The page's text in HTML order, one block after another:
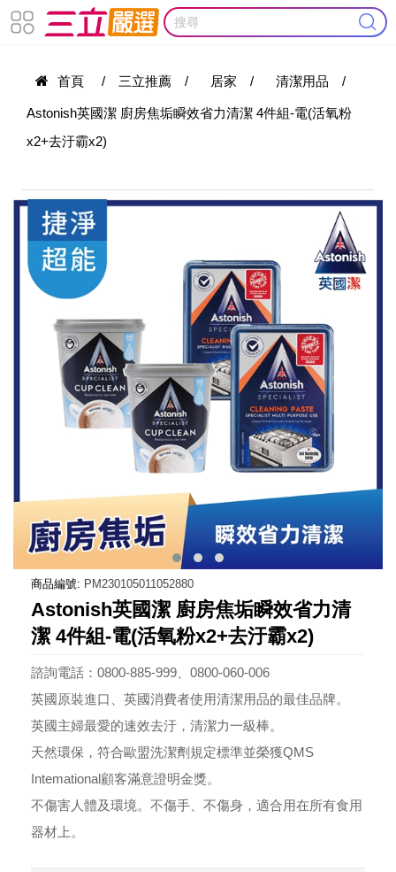
首頁 / 三立推薦 / 居家 / 清潔用品 /
Astonish英國潔 廚房焦垢瞬效省力清潔 4件組-電(活氧粉
x2+去汙霸x2)
商品編號: PM230105011052880
Astonish英國潔 廚房焦垢瞬效省力清
潔 4件組-電(活氧粉x2+去汙霸x2)
諮詢電話：0800-885-999、0800-060-006
英國原裝進口、英國消費者使用清潔用品的最佳品牌。
英國主婦最愛的速效去汙，清潔力一級棒。
天然環保，符合歐盟洗潔劑規定標準並榮獲QMS
Intemational顧客滿意證明金獎。
不傷害人體及環境。不傷手、不傷身，適合用在所有食用
器材上。